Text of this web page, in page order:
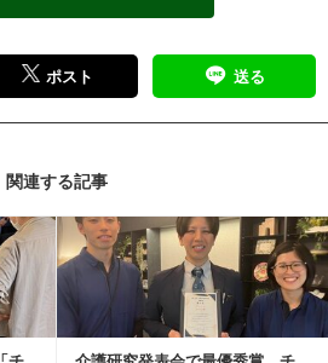
ポスト 送る
関連する記事
読む